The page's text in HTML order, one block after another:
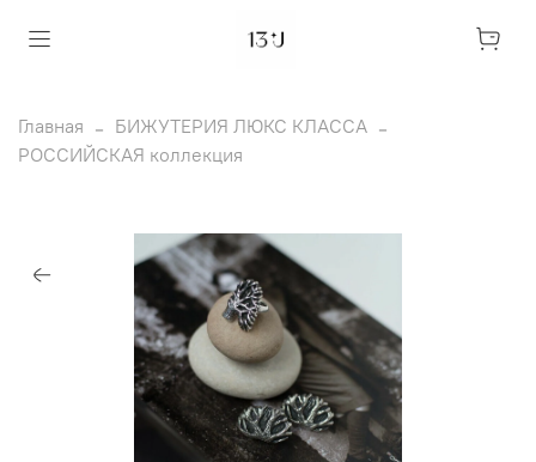
Главная
БИЖУТЕРИЯ ЛЮКС КЛАССА
РОССИЙСКАЯ коллекция